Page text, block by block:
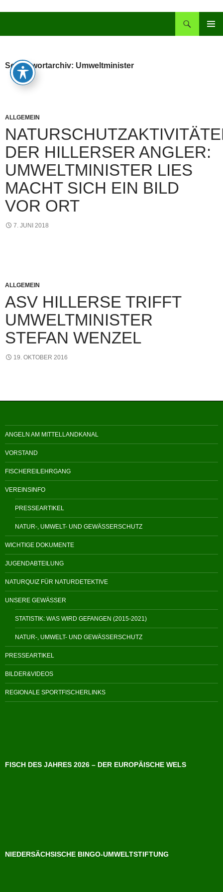
Schlagwortarchiv: Umweltminister
ALLGEMEIN
DER HILLERSER ANGLER:
UMWELTMINISTER LIES
MACHT SICH EIN BILD
VOR ORT
7. JUNI 2018
ALLGEMEIN
ASV HILLERSE TRIFFT
UMWELTMINISTER
STEFAN WENZEL
19. OKTOBER 2016
ANGELN AM MITTELLANDKANAL
VORSTAND
FISCHEREILEHRGANG
VEREINSINFO
PRESSEARTIKEL
NATUR-, UMWELT- UND GEWÄSSERSCHUTZ
WICHTIGE DOKUMENTE
JUGENDABTEILUNG
NATURQUIZ FÜR NATURDETEKTIVE
UNSERE GEWÄSSER
STATISTIK: WAS WIRD GEFANGEN (2015-2021)
NATUR-, UMWELT- UND GEWÄSSERSCHUTZ
PRESSEARTIKEL
BILDER&VIDEOS
REGIONALE SPORTFISCHERLINKS
FISCH DES JAHRES 2026 – DER EUROPÄISCHE WELS
NIEDERSÄCHSISCHE BINGO-UMWELTSTIFTUNG